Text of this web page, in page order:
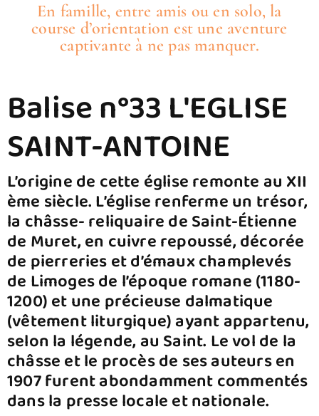
En famille, entre amis ou en solo, la
course d’orientation est une aventure
captivante à ne pas manquer.
Balise n°33 L'EGLISE
SAINT-ANTOINE​
L’origine de cette église remonte au XII
ème siècle. L’église renferme un trésor,
la châsse- reliquaire de Saint-Étienne
de Muret, en cuivre repoussé, décorée
de pierreries et d’émaux champlevés
de Limoges de l’époque romane (1180-
1200) et une précieuse dalmatique
(vêtement liturgique) ayant appartenu,
selon la légende, au Saint. Le vol de la
châsse et le procès de ses auteurs en
1907 furent abondamment commentés
dans la presse locale et nationale.